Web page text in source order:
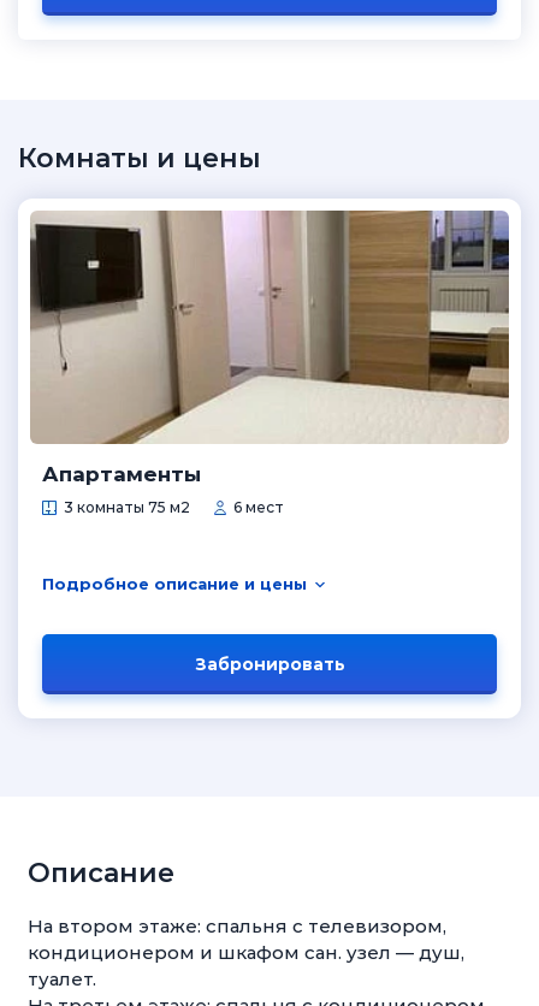
Комнаты и цены
Апартаменты
3 комнаты 75 м2 6 мест
Подробное описание и цены
Забронировать
Описание
На втором этаже: спальня с телевизором,
кондиционером и шкафом сан. узел — душ,
туалет.